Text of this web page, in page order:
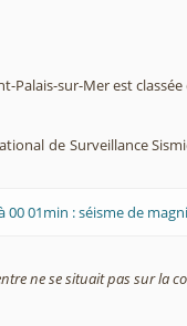
Palais-sur-Mer est classée
de Surveillance
00 01min : séisme de
ne se situait pas sur la